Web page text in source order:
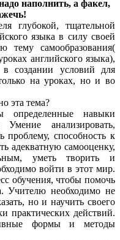
наполнить, а факел,
глубокой, тщательной
языка в силу своей
тему самообразования(
английского языка),
создании условий для
на уроках, но и во
эта тема?
определенные навыки
анализировать,
проблему, способность к
адекватную самооценку,
уметь творить и
войти в этот мир.
обучения, чтобы помочь
Учителю необходимо не
но и научить своего
практических действий.
формы и методы